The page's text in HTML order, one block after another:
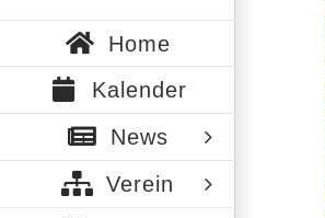
Home
Kalender
News
Verein